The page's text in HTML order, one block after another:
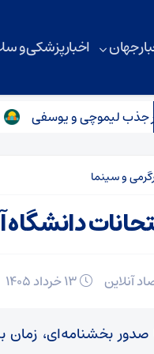
جهان اخبار پزشکی و
و یوسفی فوری/
و سینما
دانشگاه
آنلاین
صدور بخشنامه‌ای،